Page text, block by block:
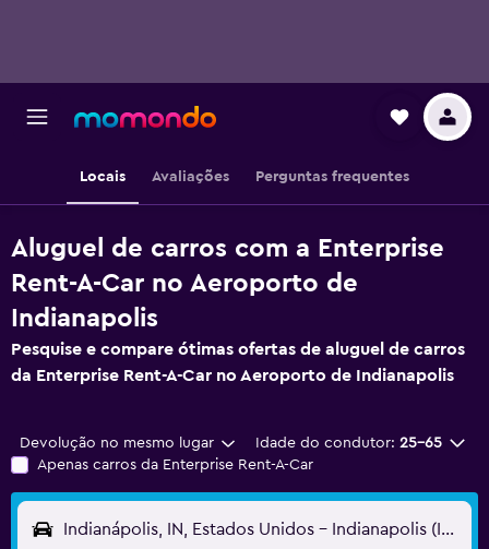
Locais Avaliações Perguntas frequentes
Aluguel de carros com a Enterprise
Rent-A-Car no Aeroporto de
Indianapolis
Pesquise e compare ótimas ofertas de aluguel de carros
da Enterprise Rent-A-Car no Aeroporto de Indianapolis
Devolução no mesmo lugar Idade do condutor: 25-65
Apenas carros da Enterprise Rent-A-Car
Indianápolis, IN, Estados Unidos - Indianapolis (IND)